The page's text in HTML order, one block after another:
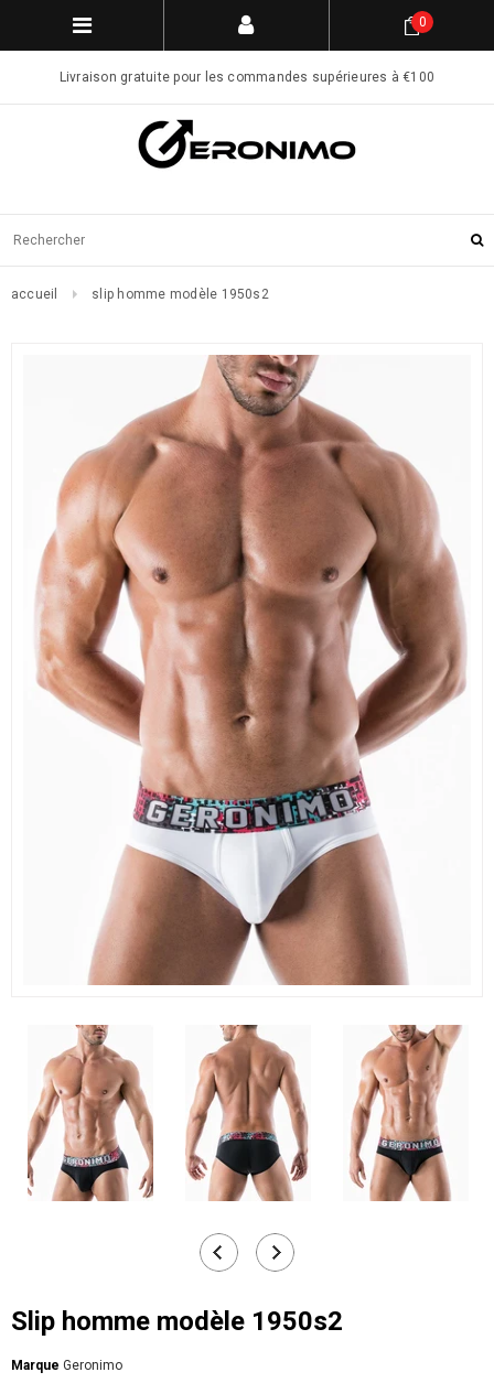
Livraison gratuite pour les commandes supérieures à €100
0
accueil slip homme modèle 1950s2
Slip homme modèle 1950s2
Мarque Geronimo